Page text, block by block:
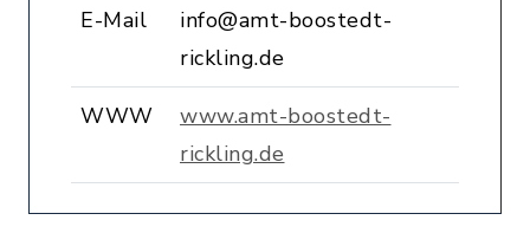
E-Mail
info@amt-boostedt-
rickling.de
WWW
www.amt-boostedt-
rickling.de